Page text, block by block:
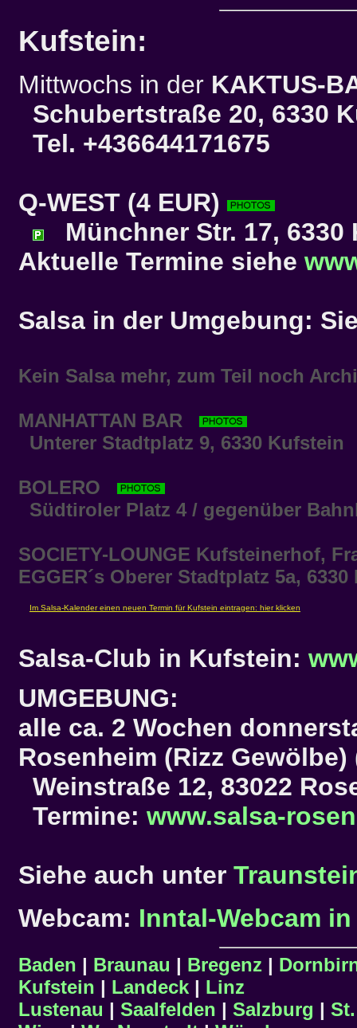
Kufstein:
Mittwochs in der KAKTUS-
Schubertstraße 20, 6330
Tel. +436644171675
Q-WEST (4 EUR)
Münchner Str. 17, 6330
Aktuelle Termine siehe
Salsa in der Umgebung:
Kein Salsa mehr, zum Teil noch
MANHATTAN BAR
Unterer Stadtplatz 9, 6330 Kufstein
BOLERO
Südtiroler Platz 4 / gegenüber
SOCIETY-LOUNGE Kufsteinerhof,
EGGER´s Oberer Stadtplatz 5a,
Salsa-Club in Kufstein:
UMGEBUNG:
alle ca. 2 Wochen
Rosenheim (Rizz Gewölbe)
Weinstraße 12, 83022
Termine: www.salsa-
Siehe auch unter
Webcam: Inntal-Webcam
Baden | Braunau | Bregenz |
Kufstein | Landeck | Linz
Lustenau | Saalfelden | Salzburg |